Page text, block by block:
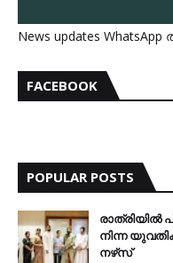
News updates
FACEBOOK
POPULAR POSTS
രാത്രിയില്‍
നിന്ന
നഴ്‌സ്